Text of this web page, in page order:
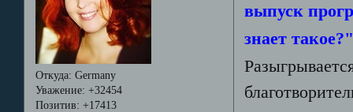
Откуда: Germany
Уважение: +32454
Позитив: +17413
выпуск
знает